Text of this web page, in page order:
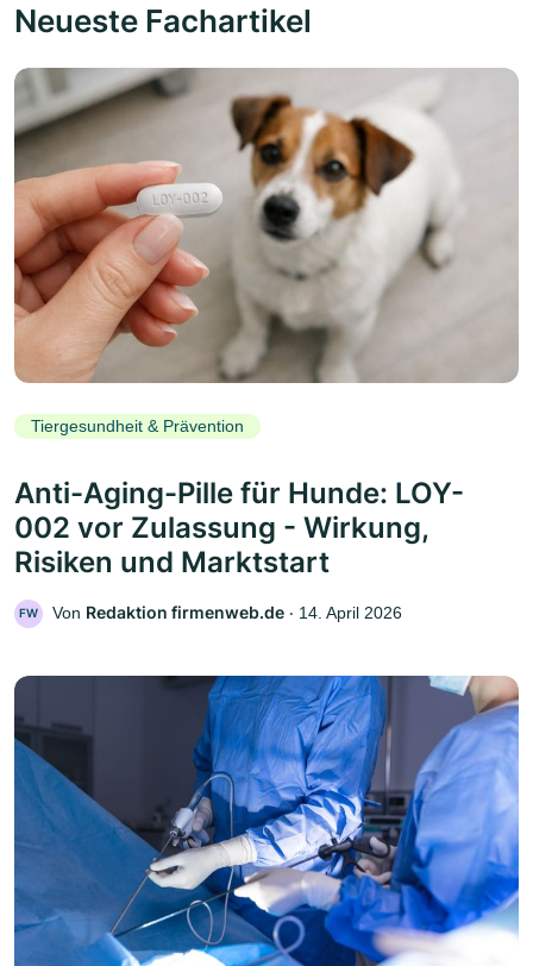
Neueste Fachartikel
Tiergesundheit & Prävention
Anti-Aging-Pille für Hunde: LOY-
002 vor Zulassung - Wirkung,
Risiken und Marktstart
FW Von Redaktion firmenweb.de ‧ 14. April 2026